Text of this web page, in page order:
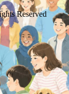
Reserved